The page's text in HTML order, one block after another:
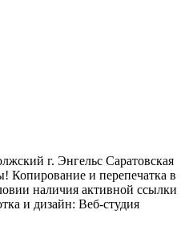
г. Энгельс Саратовская
Копирование и перепечатка в
наличия активной ссылки
и дизайн: Веб-студия